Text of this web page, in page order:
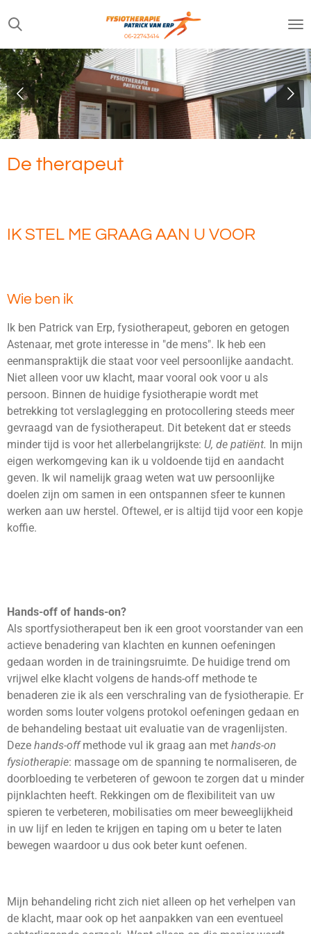
Ga
direct
naar
de
hoofdinhoud
De therapeut
IK STEL ME GRAAG AAN U VOOR
Wie ben ik
Ik ben Patrick van Erp, fysiotherapeut, geboren en getogen
Astenaar, met grote interesse in "de mens". Ik heb een
eenmanspraktijk die staat voor veel persoonlijke aandacht.
Niet alleen voor uw klacht, maar vooral ook voor u als
persoon. Binnen de huidige fysiotherapie wordt met
betrekking tot verslaglegging en protocollering steeds meer
gevraagd van de fysiotherapeut. Dit betekent dat er steeds
minder tijd is voor het allerbelangrijkste: U, de patiënt. In mijn
eigen werkomgeving kan ik u voldoende tijd en aandacht
geven. Ik wil namelijk graag weten wat uw persoonlijke
doelen zijn om samen in een ontspannen sfeer te kunnen
werken aan uw herstel. Oftewel, er is altijd tijd voor een kopje
koffie.
Hands-off of hands-on?
Als sportfysiotherapeut ben ik een groot voorstander van een
actieve benadering van klachten en kunnen oefeningen
gedaan worden in de trainingsruimte. De huidige trend om
vrijwel elke klacht volgens de hands-off methode te
benaderen zie ik als een verschraling van de fysiotherapie. Er
worden soms louter volgens protokol oefeningen gedaan en
de behandeling bestaat uit evaluatie van de vragenlijsten.
Deze hands-offmethode vul ik graag aan met hands-on
fysiotherapie: massage om de spanning te normaliseren, de
doorbloeding te verbeteren of gewoon te zorgen dat u minder
pijnklachten heeft. Rekkingen om de flexibiliteit van uw
spieren te verbeteren, mobilisaties om meer beweeglijkheid
in uw lijf en leden te krijgen en taping om u beter te laten
bewegen waardoor u dus ook beter kunt oefenen.
Mijn behandeling richt zich niet alleen op het verhelpen van
de klacht, maar ook op het aanpakken van een eventueel